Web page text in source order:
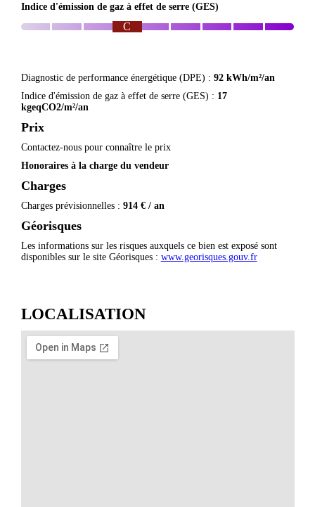
Indice d'émission de gaz à effet de serre (GES)
C
Diagnostic de performance énergétique (DPE) : 92 kWh/m²/an
Indice d'émission de gaz à effet de serre (GES) : 17
kgeqCO2/m²/an
Prix
Contactez-nous pour connaître le prix
Honoraires à la charge du vendeur
Charges
Charges prévisionnelles : 914 € / an
Géorisques
Les informations sur les risques auxquels ce bien est exposé sont
disponibles sur le site Géorisques : www.georisques.gouv.fr
LOCALISATION